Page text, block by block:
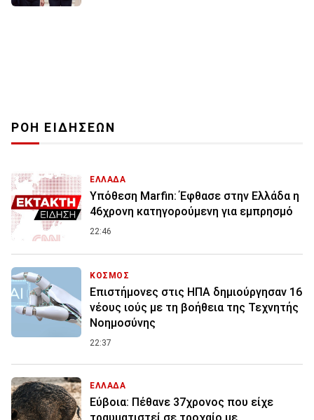
ΡΟΗ ΕΙΔΗΣΕΩΝ
ΕΛΛΑΔΑ
Υπόθεση Marfin: Έφθασε στην Ελλάδα η
46χρονη κατηγορούμενη για εμπρησμό
22:46
ΚΟΣΜΟΣ
Επιστήμονες στις ΗΠΑ δημιούργησαν 16
νέους ιούς με τη βοήθεια της Τεχνητής
Νοημοσύνης
22:37
ΕΛΛΑΔΑ
Εύβοια: Πέθανε 37χρονος που είχε